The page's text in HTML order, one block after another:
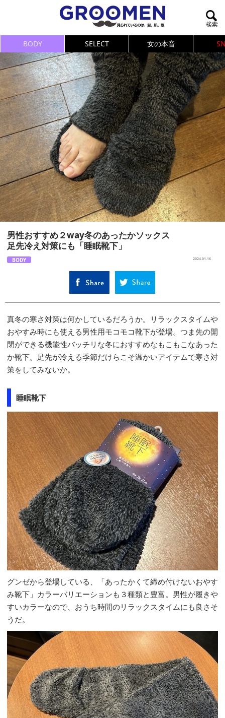
BODY SELECT 女の本音
男性おすすめ２way冬のあったかソックス
足先冷え対策にも「睡眠靴下」
BODY 2024.01.16
真冬の寒さ対策は何かしているだろうか。リラックスタイムや
おやすみ時にも使える男性用モコモコ靴下が登場。つま先の開
閉ができる機能性バッチリな冬におすすめなもこもこなあった
か靴下。足先が冷える季節だけらこそ温かいアイテムで寒さ対
策をしてみないか。
睡眠靴下
グンゼから登場している、「あったかくて締め付けないおやす
み靴下」カラーバリエーションも３種類と豊富。男性が履きや
すいカラーなので、おうち時間のリラックスタイムにも良さそ
うだ。